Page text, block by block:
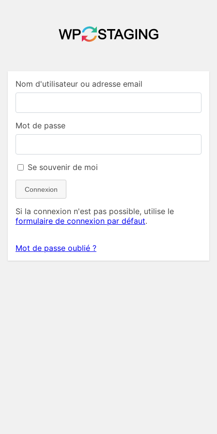
Nom d'utilisateur ou adresse email
Mot de passe
Se souvenir de moi
Connexion
Si la connexion n'est pas possible, utilise le
formulaire de connexion par défaut.
Mot de passe oublié ?